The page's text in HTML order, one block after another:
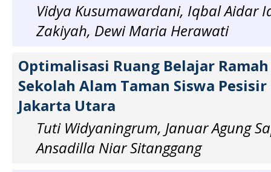
Vidya Kusumawardani, Iqbal Aidar
Zakiyah, Dewi Maria Herawati
Optimalisasi Ruang Belajar
Sekolah Alam Taman Siswa
Jakarta Utara
Tuti Widyaningrum, Januar Agung
Ansadilla Niar Sitanggang